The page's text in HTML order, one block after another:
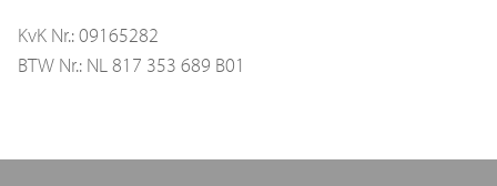
KvK Nr.: 09165282
BTW Nr.: NL 817 353 689 B01